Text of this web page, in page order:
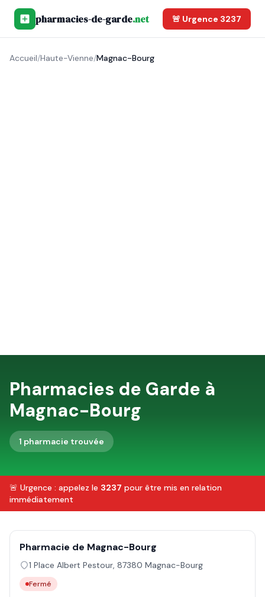
pharmacies-de-garde.net 🚨 Urgence 3237
Accueil/Haute-Vienne/Magnac-Bourg
Pharmacies de Garde à
Magnac-Bourg
1 pharmacie trouvée
🚨 Urgence : appelez le 3237 pour être mis en relation
immédiatement
Pharmacie de Magnac-Bourg
1 Place Albert Pestour, 87380 Magnac-Bourg
Fermé